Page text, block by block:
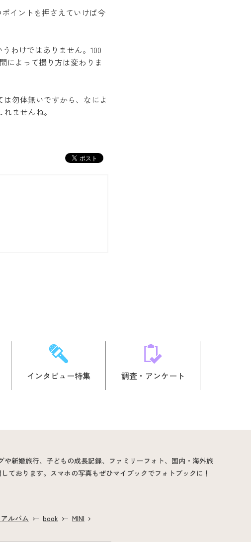
イントを押さえていけば今
わけではありません。100
によって撮り方は変わりま
勿体無いですから、なによ
ませんね。
インタビュー特集 調査・アンケート
新婚旅行、子どもの成長記録、ファミリーフォト、国内・海外旅
おります。スマホの写真もぜひマイブックでフォトブックに！
ルバム book MINI